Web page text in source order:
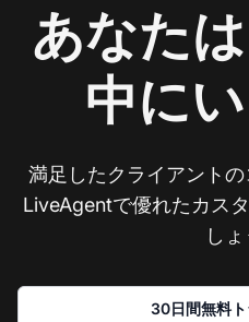
あなた
中に
満足したクライアントの
LiveAgentで優れたカス
しょ
30日間無料